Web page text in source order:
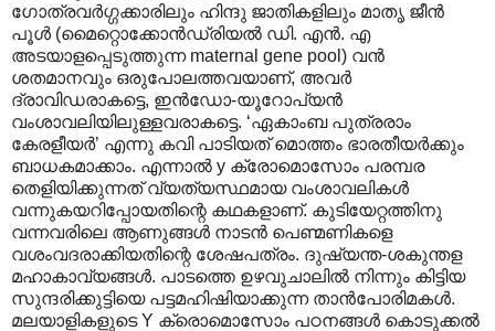
ഗോത്രവര്‍ഗ്ഗക്കാരിലും ഹിന്ദു ജാതികളിലും മാതൃ ജീന്‍
പൂള്‍ (മൈറ്റൊക്കോന്‍ഡ്രിയല്‍ ഡി. എന്‍. എ
അടയാളപ്പെടുത്തുന്ന maternal gene pool) വന്‍
ശതമാനവും ഒരുപോലത്തവയാണ്, അവര്‍
ദ്രാവിഡരാകട്ടെ, ഇന്‍ഡോ-യൂറോപ്യന്‍
വംശാവലിയിലുള്ളവരാകട്ടെ. ‘ഏകാംബ പുത്രരാം
കേരളീയര്‍’ എന്നു കവി പാടിയത് മൊത്തം ഭാരതീയര്‍ക്കും
ബാധകമാക്കാം. എന്നാല്‍ y ക്രോമൊസോം പരമ്പര
തെളിയിക്കുന്നത് വ്യത്യസ്ഥമായ വംശാവലികള്‍
വന്നുകയറിപ്പോയതിന്റെ കഥകളാണ്. കുടിയേറ്റത്തിനു
വന്നവരിലെ ആണുങ്ങള്‍ നാടന്‍ പെണ്മണികളെ
വശംവദരാക്കിയതിന്റെ ശേഷപത്രം. ദുഷ്യന്ത-ശകുന്തള
മഹാകാവ്യങ്ങള്‍. പാടത്തെ ഉഴവുചാലില്‍ നിന്നും കിട്ടിയ
സുന്ദരിക്കുട്ടിയെ പട്ടമഹിഷിയാക്കുന്ന താന്‍പോരിമകള്‍.
മലയാളികളുടെ Y ക്രൊമൊസോം പഠനങ്ങള്‍ കൊടുക്കല്‍